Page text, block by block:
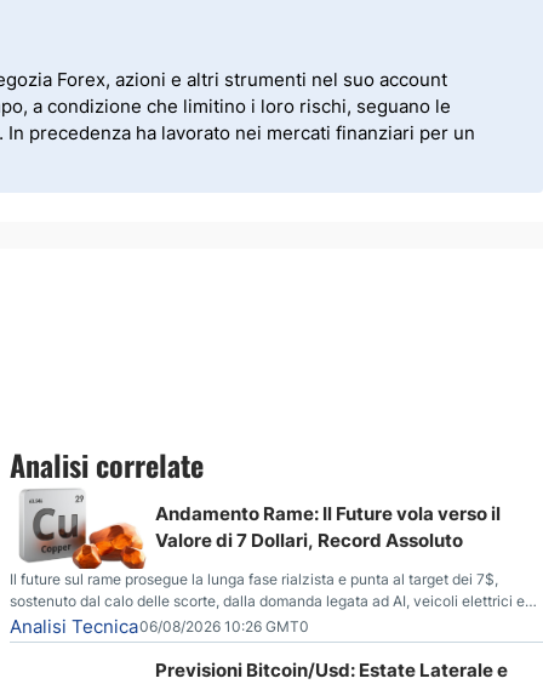
Forex, azioni e altri strumenti nel suo account
a condizione che limitino i loro rischi, seguano le
precedenza ha lavorato nei mercati finanziari per un
Analisi correlate
Andamento Rame: Il Future vola verso il
Valore di 7 Dollari, Record Assoluto
Il future sul rame prosegue la lunga fase rialzista e punta al target dei 7$,
sostenuto dal calo delle scorte, dalla domanda legata ad AI, veicoli elettrici e
reti energetiche, e dai timori di deficit produttivo dal 2028.
Analisi Tecnica06/08/2026 10:26 GMT0
Previsioni Bitcoin/Usd: Estate Laterale e